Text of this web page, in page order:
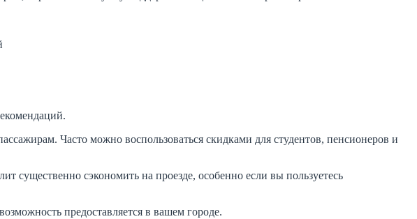
Часто можно воспользоваться скидками для студентов, пенсионеров и
существенно сэкономить на проезде, особенно если вы пользуетесь
предоставляется в вашем городе.